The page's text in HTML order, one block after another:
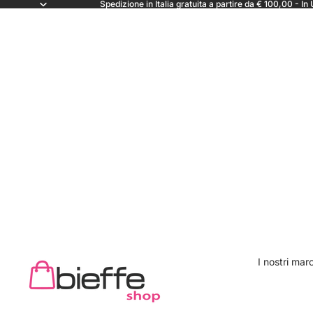
Spedizione in Italia gratuita a partire da € 100,00 - In
I nostri